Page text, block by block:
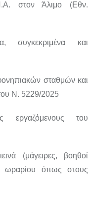
στον Άλιμο (Εθν.
συγκεκριμένα και
σταθμών και
Ν. 5229/2025
του
(μάγειρες, βοηθοί
ωραρίου όπως στους